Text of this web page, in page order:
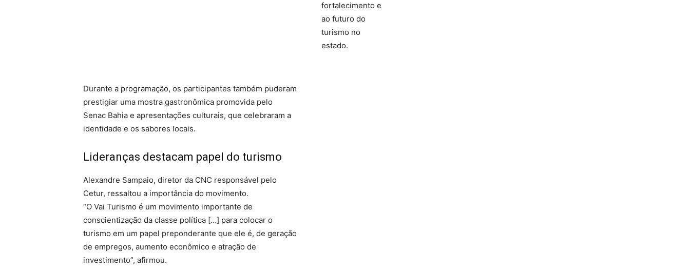
fortalecimento e
ao futuro do
turismo no
estado.
Durante a programação, os participantes também puderam
prestigiar uma mostra gastronômica promovida pelo
Senac Bahia e apresentações culturais, que celebraram a
identidade e os sabores locais.
Lideranças destacam papel do turismo
Alexandre Sampaio, diretor da CNC responsável pelo
Cetur, ressaltou a importância do movimento.
“O Vai Turismo é um movimento importante de
conscientização da classe política […] para colocar o
turismo em um papel preponderante que ele é, de geração
de empregos, aumento econômico e atração de
investimento”, afirmou.